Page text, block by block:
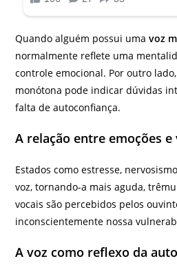
Quando alguém possui umavoz
normalmente reflete uma
controle emocional. Por outro
monótona pode indicar dúvidas
falta de autoconfiança.
A relação entre emoções e
Estados como estresse,
voz, tornando-a mais aguda,
vocais são percebidos pelos
inconscientemente nossa
A voz como reflexo da